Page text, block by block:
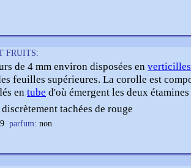
FRUITS:
de 4 mm environ disposées en verticilles
feuilles supérieures. La corolle est
en tube d'où émergent les deux
tachées de rouge
parfum: non